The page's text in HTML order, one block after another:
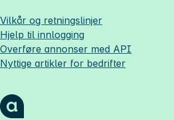
Vilkår og retningslinjer
Hjelp til innlogging
Overføre annonser med API
Nyttige artikler for bedrifter